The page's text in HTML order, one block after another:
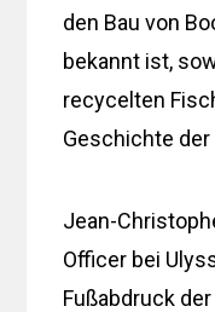
den Bau von
bekannt ist,
recycelten
Geschichte der
Jean-
Officer bei
Fußabdruck